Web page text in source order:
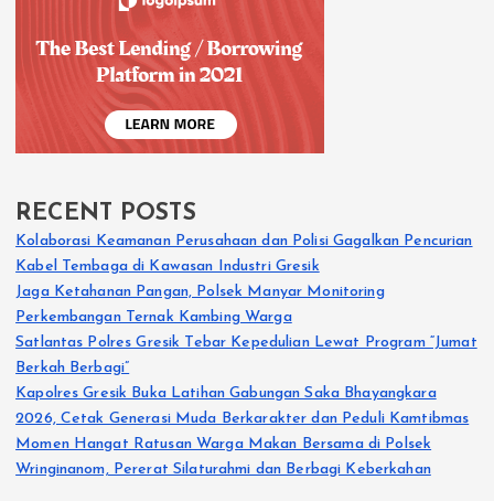
RECENT POSTS
Kolaborasi Keamanan Perusahaan dan Polisi Gagalkan Pencurian
Kabel Tembaga di Kawasan Industri Gresik
Jaga Ketahanan Pangan, Polsek Manyar Monitoring
Perkembangan Ternak Kambing Warga
Satlantas Polres Gresik Tebar Kepedulian Lewat Program “Jumat
Berkah Berbagi”
Kapolres Gresik Buka Latihan Gabungan Saka Bhayangkara
2026, Cetak Generasi Muda Berkarakter dan Peduli Kamtibmas
Momen Hangat Ratusan Warga Makan Bersama di Polsek
Wringinanom, Pererat Silaturahmi dan Berbagi Keberkahan